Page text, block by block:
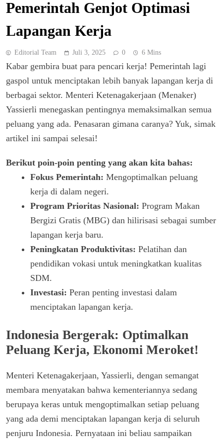
Pemerintah Genjot Optimasi
Lapangan Kerja
Editorial Team Juli 3, 2025 0 6 Mins
Kabar gembira buat para pencari kerja! Pemerintah lagi
gaspol untuk menciptakan lebih banyak lapangan kerja di
berbagai sektor. Menteri Ketenagakerjaan (Menaker)
Yassierli menegaskan pentingnya memaksimalkan semua
peluang yang ada. Penasaran gimana caranya? Yuk, simak
artikel ini sampai selesai!
Berikut poin-poin penting yang akan kita bahas:
Fokus Pemerintah: Mengoptimalkan peluang
kerja di dalam negeri.
Program Prioritas Nasional: Program Makan
Bergizi Gratis (MBG) dan hilirisasi sebagai sumber
lapangan kerja baru.
Peningkatan Produktivitas: Pelatihan dan
pendidikan vokasi untuk meningkatkan kualitas
SDM.
Investasi: Peran penting investasi dalam
menciptakan lapangan kerja.
Indonesia Bergerak: Optimalkan
Peluang Kerja, Ekonomi Meroket!
Menteri Ketenagakerjaan, Yassierli, dengan semangat
membara menyatakan bahwa kementeriannya sedang
berupaya keras untuk mengoptimalkan setiap peluang
yang ada demi menciptakan lapangan kerja di seluruh
penjuru Indonesia. Pernyataan ini beliau sampaikan